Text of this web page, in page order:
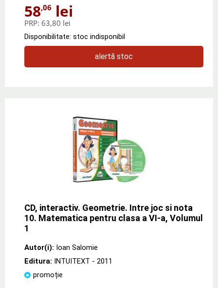
58,06 lei
PRP: 63,80 lei
Disponibilitate: stoc indisponibil
alertă stoc
CD, interactiv. Geometrie. Intre joc si nota
10. Matematica pentru clasa a VI-a, Volumul
1
Autor(i): Ioan Salomie
Editura: INTUITEXT - 2011
promoție